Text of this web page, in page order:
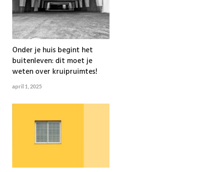
Onder je huis begint het
buitenleven: dit moet je
weten over kruipruimtes!
april 1, 2025